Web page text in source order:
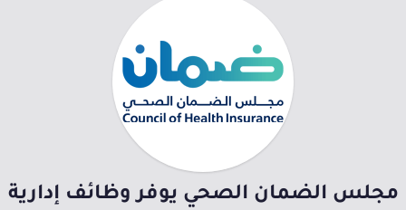
مجلس الضمان الصحي يوفر وظائف إدارية